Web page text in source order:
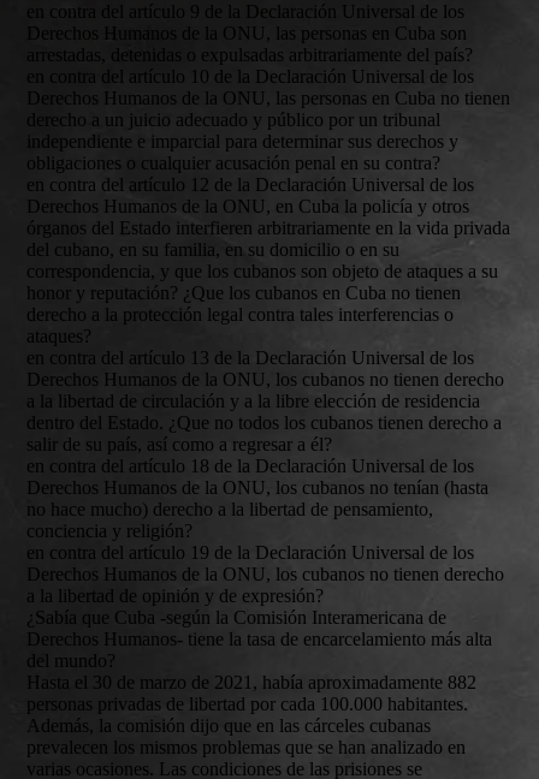
en contra del artículo 9 de la Declaración Universal de los
Derechos Humanos de la ONU, las personas en Cuba son
arrestadas, detenidas o expulsadas arbitrariamente del país?
en contra del artículo 10 de la Declaración Universal de los
Derechos Humanos de la ONU, las personas en Cuba no tienen
derecho a un juicio adecuado y público por un tribunal
independiente e imparcial para determinar sus derechos y
obligaciones o cualquier acusación penal en su contra?
en contra del artículo 12 de la Declaración Universal de los
Derechos Humanos de la ONU, en Cuba la policía y otros
órganos del Estado interfieren arbitrariamente en la vida privada
del cubano, en su familia, en su domicilio o en su
correspondencia, y que los cubanos son objeto de ataques a su
honor y reputación? ¿Que los cubanos en Cuba no tienen
derecho a la protección legal contra tales interferencias o
ataques?
en contra del artículo 13 de la Declaración Universal de los
Derechos Humanos de la ONU, los cubanos no tienen derecho
a la libertad de circulación y a la libre elección de residencia
dentro del Estado. ¿Que no todos los cubanos tienen derecho a
salir de su país, así como a regresar a él?
en contra del artículo 18 de la Declaración Universal de los
Derechos Humanos de la ONU, los cubanos no tenían (hasta
no hace mucho) derecho a la libertad de pensamiento,
conciencia y religión?
en contra del artículo 19 de la Declaración Universal de los
Derechos Humanos de la ONU, los cubanos no tienen derecho
a la libertad de opinión y de expresión?
¿Sabía que Cuba -según la Comisión Interamericana de
Derechos Humanos- tiene la tasa de encarcelamiento más alta
del mundo?
Hasta el 30 de marzo de 2021, había aproximadamente 882
personas privadas de libertad por cada 100.000 habitantes.
Además, la comisión dijo que en las cárceles cubanas
prevalecen los mismos problemas que se han analizado en
varias ocasiones. Las condiciones de las prisiones se